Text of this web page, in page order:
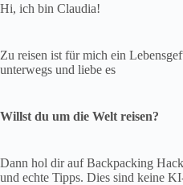
Hi, ich bin Claudia!
Zu reisen ist für mich ein
unterwegs und liebe es
Willst du um die Welt reisen?
Dann hol dir auf Backpacking
und echte Tipps. Dies sind keine